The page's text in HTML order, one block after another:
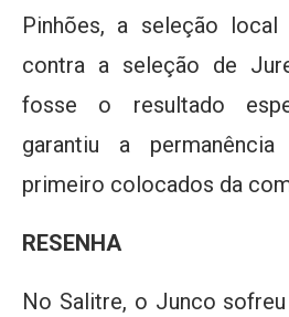
Pinhões, a seleção
contra a seleção de
fosse o resultado
garantiu a
primeiro colocados da
RESENHA
No Salitre, o Junco